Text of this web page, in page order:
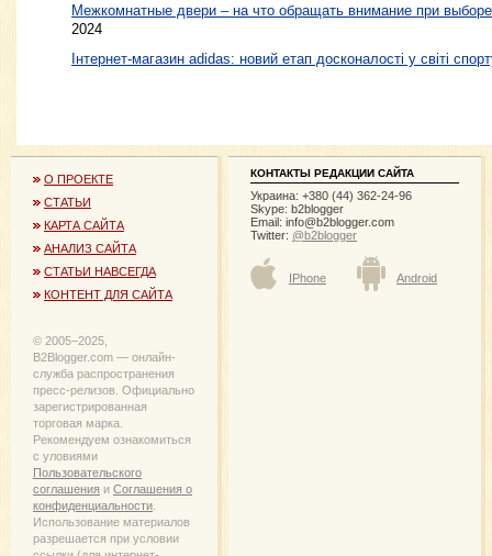
Межкомнатные двери – на что обращать внимание при
2024
Інтернет-магазин adidas: новий етап досконалості у світі
О ПРОЕКТЕ
СТАТЬИ
КАРТА САЙТА
АНАЛИЗ САЙТА
СТАТЬИ НАВСЕГДА
КОНТЕНТ ДЛЯ САЙТА
© 2005−2025,
B2Blogger.com — онлайн-
служба распространения
пресс-релизов. Официально
зарегистрированная
торговая марка.
Рекомендуем ознакомиться
с уловиями
Пользовательского
соглашения и Соглашения о
конфиденциальности
Использование материалов
разрешается при условии
КОНТАКТЫ РЕДАКЦИИ САЙТА
Украина: +380 (44) 362-24-96
Skype: b2blogger
Email: info@b2blogger.com
Twitter: @b2blogger
IPhone Android